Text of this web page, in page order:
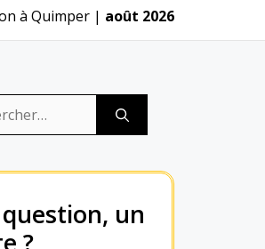
à Quimper | août 2026
un
?